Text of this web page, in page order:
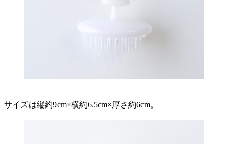
サイズは縦約9cm×横約6.5cm×厚さ約6cm。